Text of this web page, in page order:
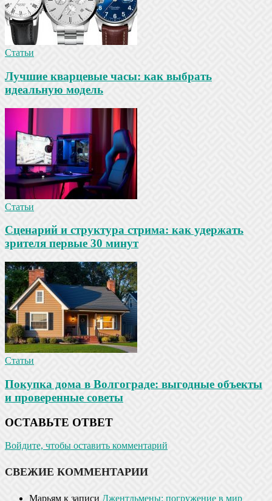
Статьи
Лучшие кварцевые часы: как выбрать
идеальную модель
Статьи
Сценарий и структура стрима: как удержать
зрителя первые 30 минут
Статьи
Покупка дома в Волгограде: выгодные объекты
и проверенные советы
ОСТАВЬТЕ ОТВЕТ
Войдите, чтобы оставить комментарий
СВЕЖИЕ КОММЕНТАРИИ
Марьям к записи Джентльмены: погружение в мир